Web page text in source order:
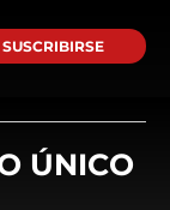
SUSCRIBIRSE
ÚNICO